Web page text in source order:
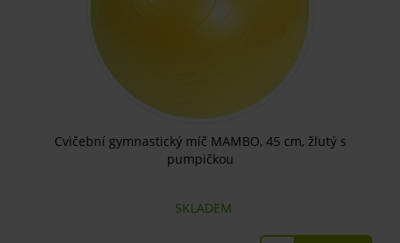
Cvičební gymnastický míč MAMBO, 45 cm, žlutý s
pumpičkou
SKLADEM